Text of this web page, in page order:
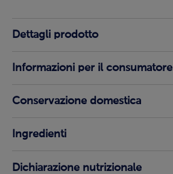
Dettagli prodotto
Informazioni per il consumatore
Conservazione domestica
Ingredienti
Dichiarazione nutrizionale